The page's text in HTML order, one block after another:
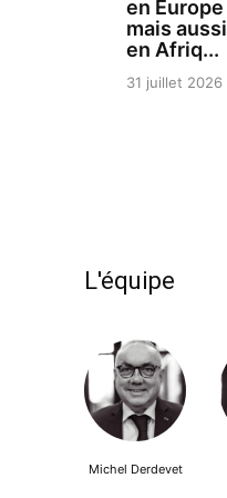
en Europe
mais aussi
en Afriq...
31 juillet 2026
L'équipe
Michel Derdevet